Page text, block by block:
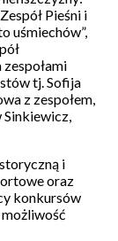
Pieśni i
uśmiechów”,
zespołami
tj. Sofija
z zespołem,
Sinkiewicz,
i
oraz
konkursów